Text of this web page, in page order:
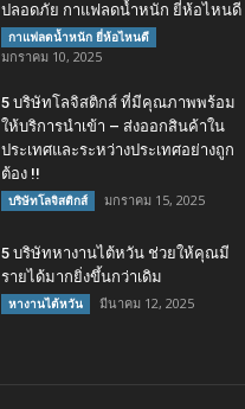
ปลอดภัย กาแฟลดน้ำหนัก ยี่ห้อไหนดี
กาแฟลดน้ำหนัก ยี่ห้อไหนดี
มกราคม 10, 2025
5 บริษัทโลจิสติกส์ ที่มีคุณภาพพร้อม
ให้บริการนำเข้า – ส่งออกสินค้าใน
ประเทศและระหว่างประเทศอย่างถูก
ต้อง !!
บริษัทโลจิสติกส์ มกราคม 15, 2025
5 บริษัทหางานไต้หวัน ช่วยให้คุณมี
รายได้มากยิ่งขึ้นกว่าเดิม
หางานไต้หวัน มีนาคม 12, 2025